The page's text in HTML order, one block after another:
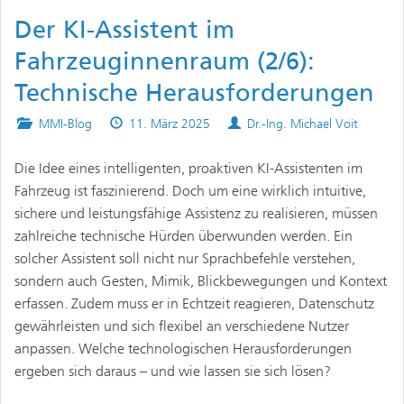
Der KI-Assistent im
Fahrzeuginnenraum (2/6):
Technische Herausforderungen
Posted
MMI-Blog
Published
11. März 2025 Authors
Dr.-Ing. Michael Voit
Die Idee eines intelligenten, proaktiven KI-Assistenten im
Fahrzeug ist faszinierend. Doch um eine wirklich intuitive,
sichere und leistungsfähige Assistenz zu realisieren, müssen
zahlreiche technische Hürden überwunden werden. Ein
solcher Assistent soll nicht nur Sprachbefehle verstehen,
sondern auch Gesten, Mimik, Blickbewegungen und Kontext
erfassen. Zudem muss er in Echtzeit reagieren, Datenschutz
gewährleisten und sich flexibel an verschiedene Nutzer
anpassen. Welche technologischen Herausforderungen
ergeben sich daraus – und wie lassen sie sich lösen?